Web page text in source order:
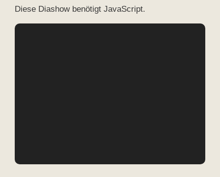
Diese Diashow benötigt JavaScript.